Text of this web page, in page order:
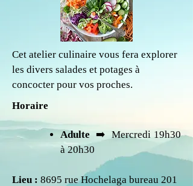
Cet atelier culinaire vous fera explorer
les divers salades et potages à
concocter pour vos proches.
Horaire
Adulte ➡️ Mercredi 19h30
à 20h30
Lieu : 8695 rue Hochelaga bureau 201